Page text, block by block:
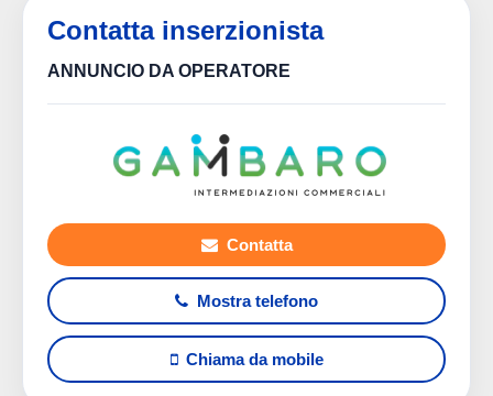
Contatta inserzionista
ANNUNCIO DA OPERATORE
Contatta
Mostra telefono
Chiama da mobile